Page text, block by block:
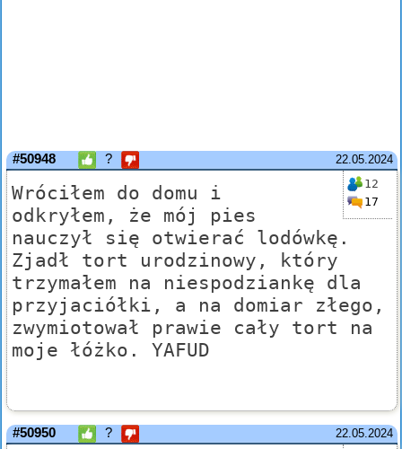
22.05.2024
#50948 ?
12
17
Wróciłem do domu i
odkryłem, że mój pies
nauczył się otwierać lodówkę.
Zjadł tort urodzinowy, który
trzymałem na niespodziankę dla
przyjaciółki, a na domiar złego,
zwymiotował prawie cały tort na
moje łóżko. YAFUD
22.05.2024
#50950 ?